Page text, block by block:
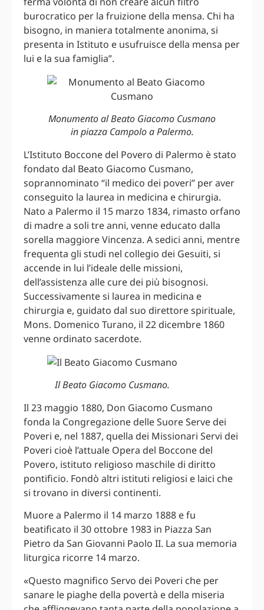
burocratico per la fruizione della mensa. Chi ha
bisogno, in maniera totalmente anonima, si
presenta in Istituto e usufruisce della mensa per
lui e la sua famiglia”.
Monumento al Beato Giacomo Cusmano
in piazza Campolo a Palermo.
L’Istituto Boccone del Povero di Palermo è stato
fondato dal Beato Giacomo Cusmano,
soprannominato “il medico dei poveri” per aver
conseguito la laurea in medicina e chirurgia.
Nato a Palermo il 15 marzo 1834, rimasto orfano
di madre a soli tre anni, venne educato dalla
sorella maggiore Vincenza. A sedici anni, mentre
frequenta gli studi nel collegio dei Gesuiti, si
accende in lui l’ideale delle missioni,
dell’assistenza alle cure dei più bisognosi.
Successivamente si laurea in medicina e
chirurgia e, guidato dal suo direttore spirituale,
Mons. Domenico Turano, il 22 dicembre 1860
venne ordinato sacerdote.
Il Beato Giacomo Cusmano.
Il 23 maggio 1880, Don Giacomo Cusmano
fonda la Congregazione delle Suore Serve dei
Poveri e, nel 1887, quella dei Missionari Servi dei
Poveri cioè l’attuale Opera del Boccone del
Povero, istituto religioso maschile di diritto
pontificio. Fondò altri istituti religiosi e laici che
si trovano in diversi continenti.
Muore a Palermo il 14 marzo 1888 e fu
beatificato il 30 ottobre 1983 in Piazza San
Pietro da San Giovanni Paolo II. La sua memoria
liturgica ricorre 14 marzo.
«Questo magnifico Servo dei Poveri che per
sanare le piaghe della povertà e della miseria